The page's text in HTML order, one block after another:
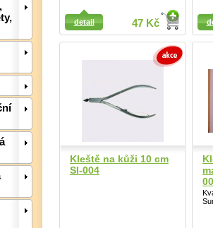
47 Kč
detail
Detail
Kleště na kůži 10 cm
SI-004